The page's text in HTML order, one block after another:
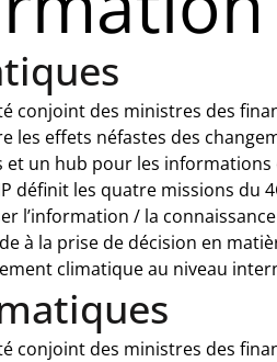
conjoint des ministres des
effets néfastes des
un hub pour les
les quatre missions du
l’information / la
à la prise de décision en
climatique au niveau
conjoint des ministres des